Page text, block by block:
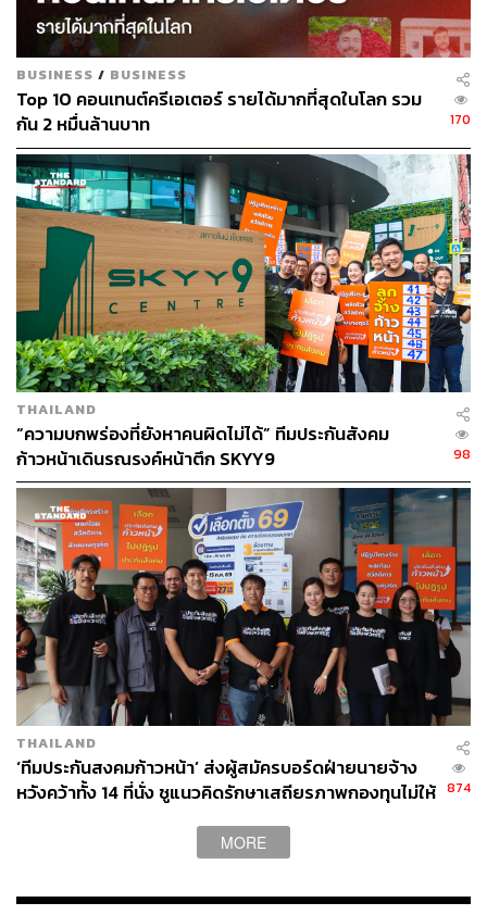
BUSINESS / BUSINESS
Top 10 คอนเทนต์ครีเอเตอร์ รายได้มากที่สุดในโลก รวม
กัน 2 หมื่นล้านบาท
170
THAILAND
“ความบกพร่องที่ยังหาคนผิดไม่ได้” ทีมประกันสังคม
ก้าวหน้าเดินรณรงค์หน้าตึก SKYY9
98
THAILAND
‘ทีมประกันสงคมก้าวหน้า’ ส่งผู้สมัครบอร์ดฝ่ายนายจ้าง
หวังคว้าทั้ง 14 ที่นั่ง ชูแนวคิดรักษาเสถียรภาพกองทุนไม่ให้ 874
MORE